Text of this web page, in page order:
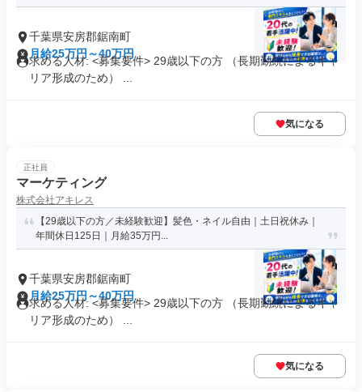
千葉県安房郡鋸南町
月給25万円～40万円
求める人材: <募集要件> 29歳以下の方 （長期勤続によるキャ
リア形成のため） ...
気になる
正社員
マーケティング
株式会社アキレス
【29歳以下の方／未経験歓迎】髪色・ネイル自由｜土日祝休み｜
年間休日125日｜月給35万円...
千葉県安房郡鋸南町
月給25万円～40万円
求める人材: <募集要件> 29歳以下の方 （長期勤続によるキャ
リア形成のため） ...
気になる